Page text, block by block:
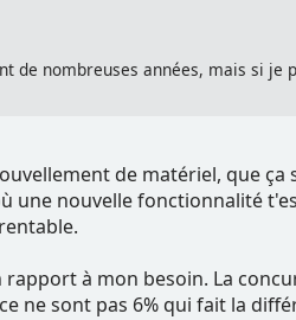
de nombreuses années, mais si
de matériel, que
une nouvelle fonctionnalité
à mon besoin. La
ne sont pas 6% qui fait la